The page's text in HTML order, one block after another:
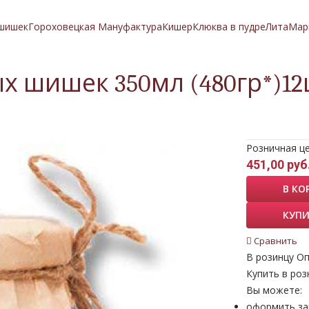
Гороховецкая МануфактураКишерКлюква в пудреЛита
шишек 350мл
Розничная
451,00
В
Сравнить
В розинцу
Купить в
Вы можете:
оформить